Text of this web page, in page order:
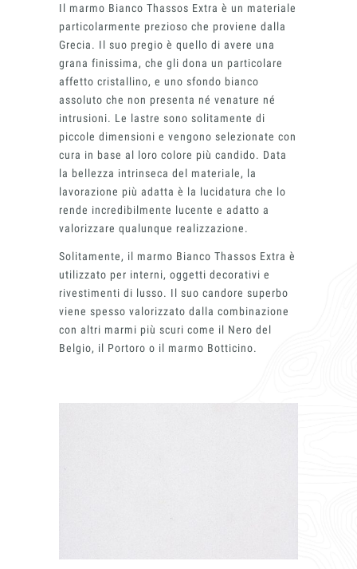
Il marmo Bianco Thassos Extra è un materiale
particolarmente prezioso che proviene dalla
Grecia. Il suo pregio è quello di avere una
grana finissima, che gli dona un particolare
affetto cristallino, e uno sfondo bianco
assoluto che non presenta né venature né
intrusioni. Le lastre sono solitamente di
piccole dimensioni e vengono selezionate con
cura in base al loro colore più candido. Data
la bellezza intrinseca del materiale, la
lavorazione più adatta è la lucidatura che lo
rende incredibilmente lucente e adatto a
valorizzare qualunque realizzazione.
Solitamente, il marmo Bianco Thassos Extra è
utilizzato per interni, oggetti decorativi e
rivestimenti di lusso. Il suo candore superbo
viene spesso valorizzato dalla combinazione
con altri marmi più scuri come il Nero del
Belgio, il Portoro o il marmo Botticino.
Italiano
English
Vorrei un appuntamento per una
Consulenza Gratuita
Nome
Cognome
E-mail
Telefono
Messaggio
Acconsento all'uso dei dati come da
indicazioni dellaPrivacy Policy *